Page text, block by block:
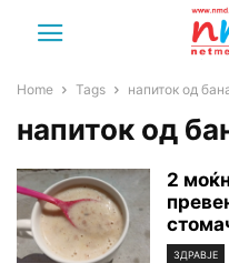
Home Tags напиток од
напиток од
2
ЗДРАВЈЕ